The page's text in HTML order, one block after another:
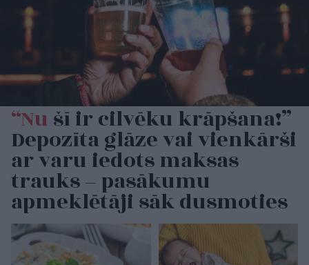
“Nušī ir cilvēku krāpšana!”
Depozīta glāze vai vienkārši
ar varu iedots maksas
trauks – pasākumu
apmeklētāji sāk dusmoties